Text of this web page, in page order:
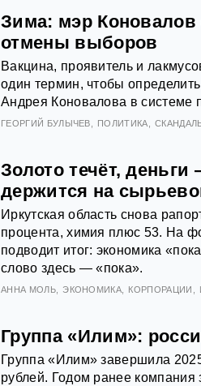
Зима: мэр
отмены выборов
Вакцина, проявитель и
один термин, чтобы
Андрея Коновалова в системе
ГЕОРГИЙ БУЛЫЧЕВ ПОЛИТИКА
Золото течёт, деньги
держится на
Иркутская область снова
процента, химия плюс 53. На
подводит итог: экономика
слово здесь — «пока».
АННА МОЛЬ ЭКОНОМИКА КОРПОРАЦИИ
Группа «Илим»:
Группа «Илим» завершила
рублей. Годом ранее